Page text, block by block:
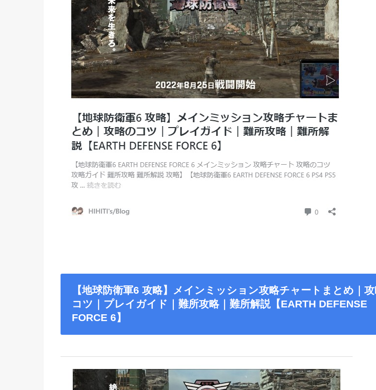
【地球防衛軍6 攻略】メインミッション攻略チャートまとめ｜
コツ｜プレイガイド｜難所攻略｜難所解説【EARTH DEFENSE
FORCE 6】